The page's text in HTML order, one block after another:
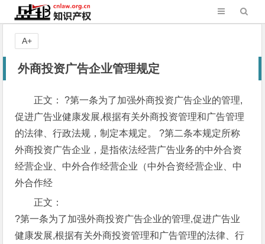
外商投资广告企业管理规定
正文： ?第一条为了加强外商投资广告企业的管理,
促进广告业健康发展,根据有关外商投资管理和广告管理
的法律、行政法规，制定本规定。 ?第二条本规定所称
外商投资广告企业，是指依法经营广告业务的中外合资
经营企业、中外合作经营企业（中外合资经营企业、中
外合作经
正文：
?第一条为了加强外商投资广告企业的管理,促进广告业
健康发展,根据有关外商投资管理和广告管理的法律、行
A+